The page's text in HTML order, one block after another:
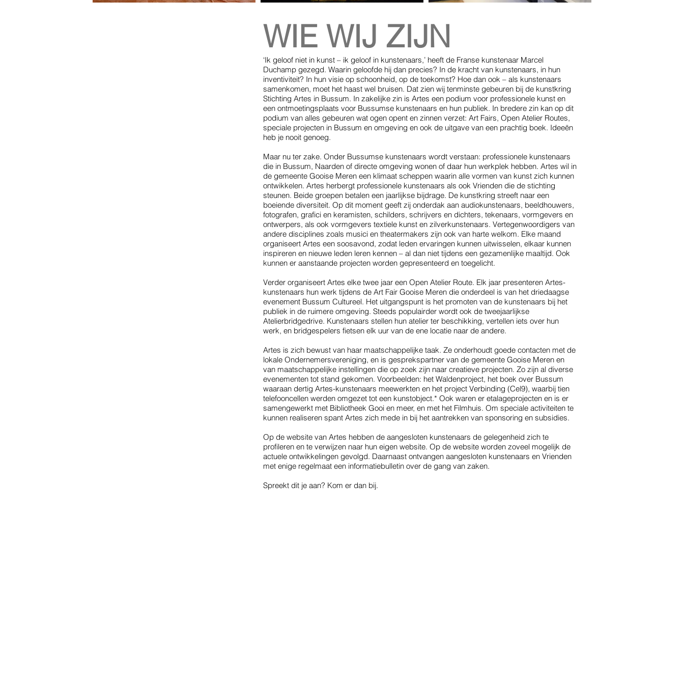
WIE WIJ ZIJN
‘Ik geloof niet in kunst – ik geloof in kunstenaars,’ heeft de Franse kunstenaar Marcel
Duchamp gezegd. Waarin geloofde hij dan precies? In de kracht van kunstenaars, in hun
inventiviteit? In hun visie op schoonheid, op de toekomst? Hoe dan ook – als kunstenaars
samenkomen, moet het haast wel bruisen. Dat zien wij tenminste gebeuren bij de kunstkring
Stichting Artes in Bussum. In zakelijke zin is Artes een podium voor professionele kunst en
een ontmoetingsplaats voor Bussumse kunstenaars en hun publiek. In bredere zin kan op dit
podium van alles gebeuren wat ogen opent en zinnen verzet: Art Fairs, Open Atelier Routes,
speciale projecten in Bussum en omgeving en ook de uitgave van een prachtig boek. Ideeën
heb je nooit genoeg.
Maar nu ter zake. Onder Bussumse kunstenaars wordt verstaan: professionele kunstenaars
die in Bussum, Naarden of directe omgeving wonen of daar hun werkplek hebben. Artes wil in
de gemeente Gooise Meren een klimaat scheppen waarin alle vormen van kunst zich kunnen
ontwikkelen. Artes herbergt professionele kunstenaars als ook Vrienden die de stichting
steunen. Beide groepen betalen een jaarlijkse bijdrage. De kunstkring streeft naar een
boeiende diversiteit. Op dit moment geeft zij onderdak aan audiokunstenaars, beeldhouwers,
fotografen, grafici en keramisten, schilders, schrijvers en dichters, tekenaars, vormgevers en
ontwerpers, als ook vormgevers textiele kunst en zilverkunstenaars. Vertegenwoordigers van
andere disciplines zoals musici en theatermakers zijn ook van harte welkom. Elke maand
organiseert Artes een soosavond, zodat leden ervaringen kunnen uitwisselen, elkaar kunnen
inspireren en nieuwe leden leren kennen – al dan niet tijdens een gezamenlijke maaltijd. Ook
kunnen er aanstaande projecten worden gepresenteerd en toegelicht.
Verder organiseert Artes elke twee jaar een Open Atelier Route. Elk jaar presenteren Artes-
kunstenaars hun werk tijdens de Art Fair Gooise Meren die onderdeel is van het driedaagse
evenement Bussum Cultureel. Het uitgangspunt is het promoten van de kunstenaars bij het
publiek in de ruimere omgeving. Steeds populairder wordt ook de tweejaarlijkse
Atelierbridgedrive. Kunstenaars stellen hun atelier ter beschikking, vertellen iets over hun
werk, en bridgespelers fietsen elk uur van de ene locatie naar de andere.
Artes is zich bewust van haar maatschappelijke taak. Ze onderhoudt goede contacten met de
lokale Ondernemersvereniging, en is gesprekspartner van de gemeente Gooise Meren en
van maatschappelijke instellingen die op zoek zijn naar creatieve projecten. Zo zijn al diverse
evenementen tot stand gekomen. Voorbeelden: het Waldenproject, het boek over Bussum
waaraan dertig Artes-kunstenaars meewerkten en het project Verbinding (Cel9), waarbij tien
telefooncellen werden omgezet tot een kunstobject.* Ook waren er etalageprojecten en is er
samengewerkt met Bibliotheek Gooi en meer, en met het Filmhuis. Om speciale activiteiten te
kunnen realiseren spant Artes zich mede in bij het aantrekken van sponsoring en subsidies.
Op de website van Artes hebben de aangesloten kunstenaars de gelegenheid zich te
profileren en te verwijzen naar hun eigen website. Op de website worden zoveel mogelijk de
actuele ontwikkelingen gevolgd. Daarnaast ontvangen aangesloten kunstenaars en Vrienden
met enige regelmaat een informatiebulletin over de gang van zaken.
Spreekt dit je aan? Kom er dan bij.